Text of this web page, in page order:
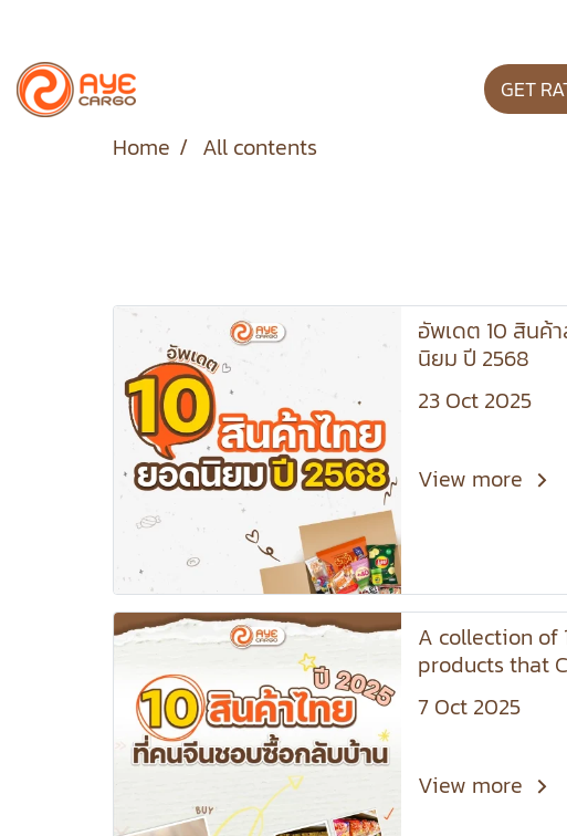
GET
Home All contents
อัพเดต 10 สินค้
นิยม ปี 2568
23 Oct 2025
View more
A collection of
products that
like and
sales channels.
must not miss
7 Oct 2025
View more